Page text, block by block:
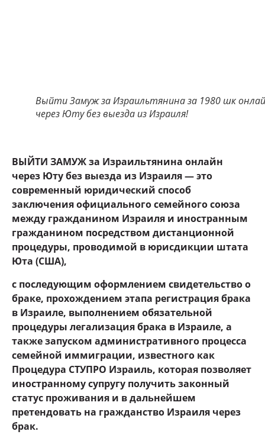
Выйти Замуж за Израильтянина за 1980 шк
через Юту без выезда из Израиля!
ВЫЙТИ ЗАМУЖ за Израильтянина онлайн
через Юту без выезда из Израиля — это
современный юридический способ
заключения официального семейного союза
между гражданином Израиля и иностранным
гражданином посредством дистанционной
процедуры, проводимой в юрисдикции штата
Юта (США),
с последующим оформлением свидетельство о
браке, прохождением этапа регистрация брака
в Израиле, выполнением обязательной
процедуры легализация брака в Израиле, а
также запуском административного процесса
семейной иммиграции, известного как
Процедура СТУПРО Израиль, которая позволяет
иностранному супругу получить законный
статус проживания и в дальнейшем
претендовать на гражданство Израиля через
брак.